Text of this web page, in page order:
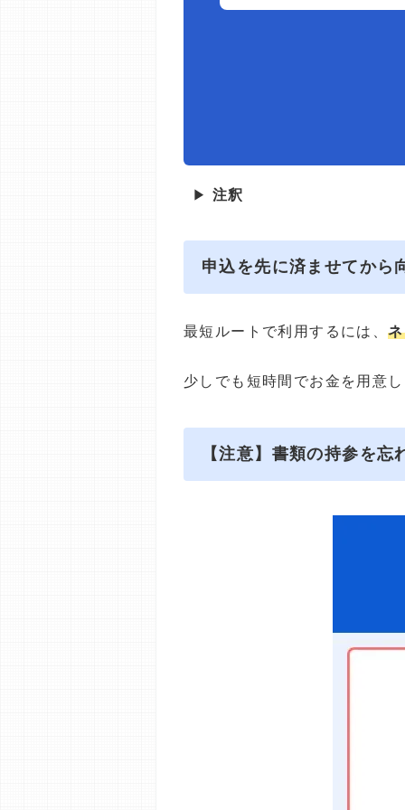
▶ 注釈
申込を先に済ませてから
最短ルートで利用するには、
少しでも短時間でお金を用意
【注意】書類の持参を忘